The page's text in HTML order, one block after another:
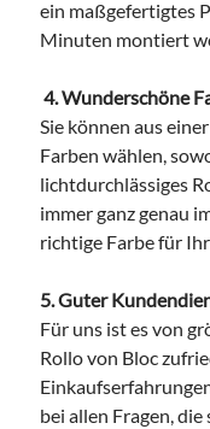
ein maßgefertigtes
Minuten montiert
4. Wunderschöne
Sie können aus
Farben wählen,
lichtdurchlässiges
immer ganz genau
richtige Farbe für
5. Guter
Für uns ist es von
Rollo von Bloc
bei allen Fragen,